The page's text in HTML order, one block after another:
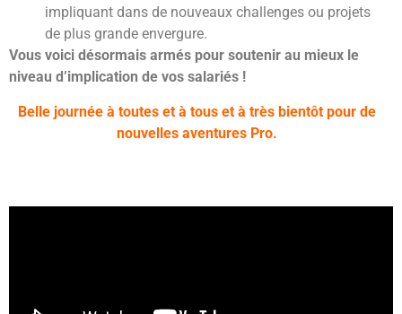
impliquant dans de nouveaux challenges ou projets
de plus grande envergure.
Vous voici désormais armés pour soutenir au mieux le
niveau d’implication de vos salariés !
Belle journée à toutes et à tous et à très bientôt pour de
nouvelles aventures Pro.